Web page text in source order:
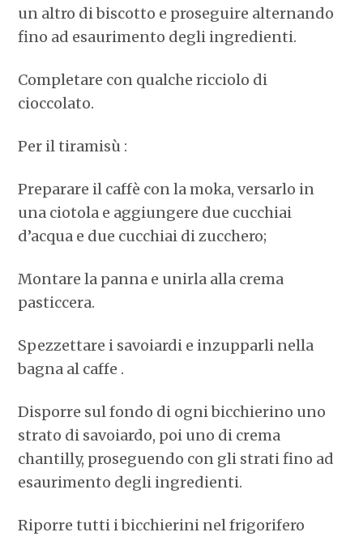
un altro di biscotto e proseguire alternando
fino ad esaurimento degli ingredienti.
Completare con qualche ricciolo di
cioccolato.
Per il tiramisù :
Preparare il caffè con la moka, versarlo in
una ciotola e aggiungere due cucchiai
d’acqua e due cucchiai di zucchero;
Montare la panna e unirla alla crema
pasticcera.
Spezzettare i savoiardi e inzupparli nella
bagna al caffe .
Disporre sul fondo di ogni bicchierino uno
strato di savoiardo, poi uno di crema
chantilly, proseguendo con gli strati fino ad
esaurimento degli ingredienti.
Riporre tutti i bicchierini nel frigorifero